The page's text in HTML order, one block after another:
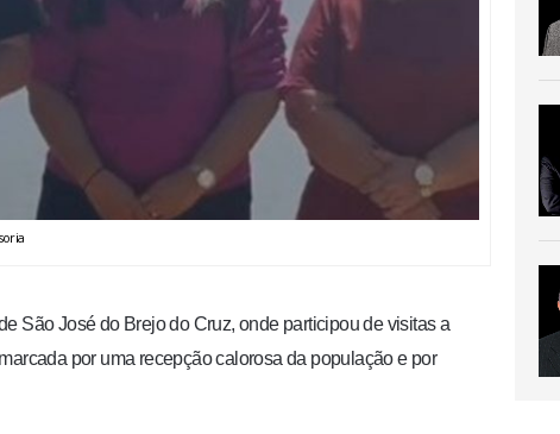
São José do Brejo do Cruz, onde participou de visitas a
por uma recepção calorosa da população e por